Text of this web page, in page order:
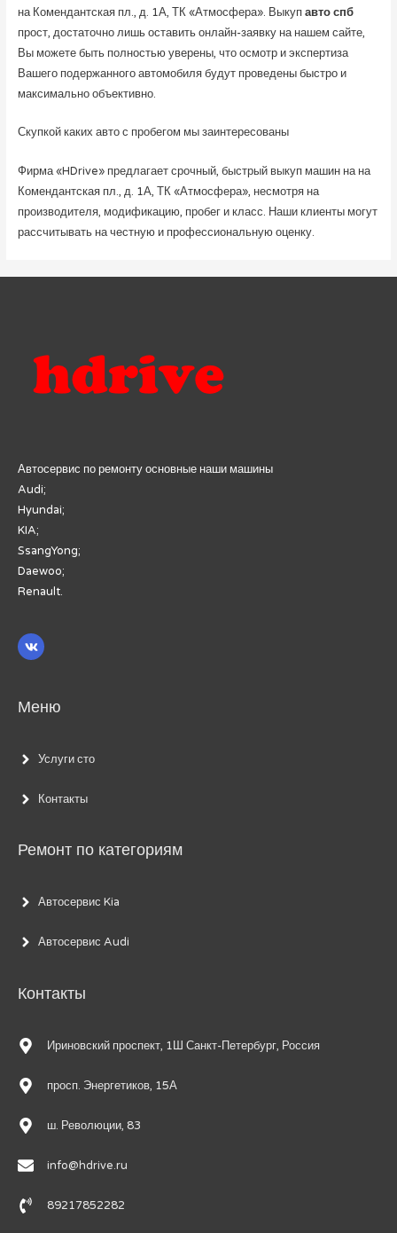
на Комендантская пл., д. 1А, ТК «Атмосфера». Выкупавто спб
прост, достаточно лишь оставить онлайн-заявку на нашем сайте,
Вы можете быть полностью уверены, что осмотр и экспертиза
Вашего подержанного автомобиля будут проведены быстро и
максимально объективно.
Скупкой каких авто с пробегом мы заинтересованы
Фирма «HDrive» предлагает срочный, быстрый выкуп машин на на
Комендантская пл., д. 1А, ТК «Атмосфера», несмотря на
производителя, модификацию, пробег и класс. Наши клиенты могут
рассчитывать на честную и профессиональную оценку.
Автосервис по ремонту основные наши машины
Audi;
Hyundai;
KIA;
SsangYong;
Daewoo;
Renault.
Меню
Услуги сто
Контакты
Ремонт по категориям
Автосервис Kia
Автосервис Audi
Контакты
Ириновский проспект, 1Ш Санкт-Петербург, Россия
просп. Энергетиков, 15А
ш. Революции, 83
info@hdrive.ru
89217852282